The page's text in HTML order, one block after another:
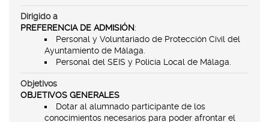
Dirigido a
PREFERENCIA DE ADMISIÓN:
Personal y Voluntariado de Protección Civil del
Ayuntamiento de Málaga.
Personal del SEIS y Policía Local de Málaga.
Objetivos
OBJETIVOS GENERALES
Dotar al alumnado participante de los
conocimientos necesarios para poder afrontar el